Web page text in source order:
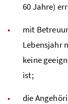
60 Jahre)
mit
Lebensjahr
keine
ist;
die